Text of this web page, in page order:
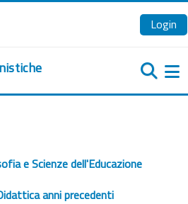
Login
e Scienze dell'Educazione
anni precedenti